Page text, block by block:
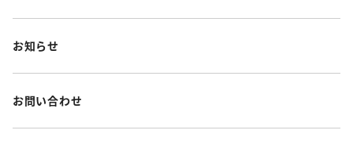
お知らせ
お問い合わせ